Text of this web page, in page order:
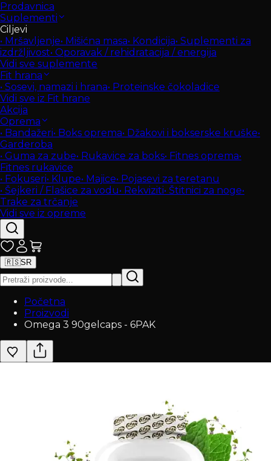
Prodavnica
Suplementi
Ciljevi
• Mršavljenje• Mišićna masa• Kondicija• Suplementi za
izdržljivost• Oporavak / rehidratacija / energija
Vidi sve suplemente
Fit hrana
• Sosevi, namazi i hrana• Proteinske čokoladice
Vidi sve iz Fit hrane
Akcija
Oprema
• Bandažeri• Boks oprema• Džakovi i bokserske kruške•
Garderoba
• Guma za zube• Rukavice za boks• Fitnes oprema•
Fitnes rukavice
• Fokuseri• Klupe• Majice• Pojasevi za teretanu
• Šejkeri / Flašice za vodu• Rekviziti• Štitnici za noge•
Trake za trčanje
Vidi sve iz opreme
🇷🇸SR
Početna
Proizvodi
Omega 3 90gelcaps - 6PAK